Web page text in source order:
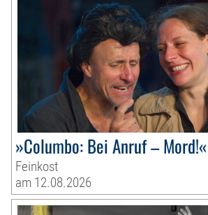
»Columbo: Bei Anruf – Mord!«
Feinkost
am 12.08.2026